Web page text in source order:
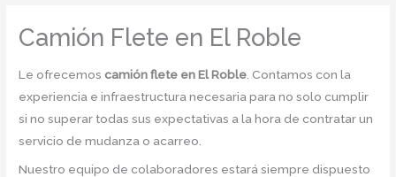
Camión Flete en El Roble
Le ofrecemos camión flete en El Roble . Contamos con la
experiencia e infraestructura necesaria para no solo cumplir
si no superar todas sus expectativas a la hora de contratar un
servicio de mudanza o acarreo.
Nuestro equipo de colaboradores estará siempre dispuesto